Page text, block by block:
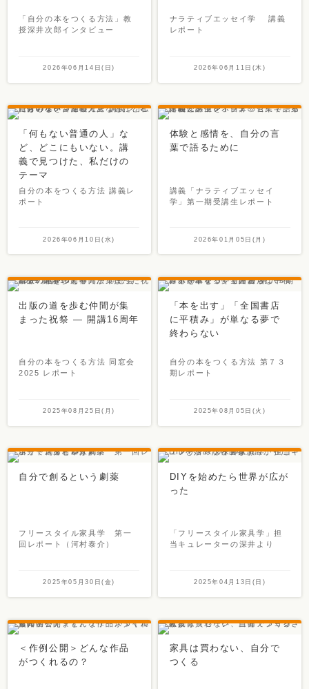
「自分の本をつくる方法」教
授深井次郎インタビュー
2026年06月14日(日)
ナラティブエッセイ学 講義
レポート
2026年06月11日(木)
「何もない普通の人」な
ど、どこにもいない。講
義で見つけた、私だけの
テーマ
自分の本をつくる方法 講義レ
ポート
2026年06月10日(水)
体験と感情を、自分の言
葉で語るために
講義「ナラティブエッセイ
学」第一期受講生レポート
2026年01月05日(月)
出版の道を歩む仲間が集
まった祝祭 ― 開講16周年
自分の本をつくる方法 同窓会
2025 レポート
2025年08月25日(月)
「本を出す」「全国書店
に平積み」が単なる夢で
終わらない
自分の本をつくる方法 第７３
期レポート
2025年08月05日(火)
自分で創るという劇薬
フリースタイル家具学 第一
回レポート（河村泰介）
2025年05月30日(金)
DIYを始めたら世界が広が
った
「フリースタイル家具学」担
当キュレーターの深井より
2025年04月13日(日)
＜作例公開＞どんな作品
がつくれるの？
家具は買わない、自分で
つくる